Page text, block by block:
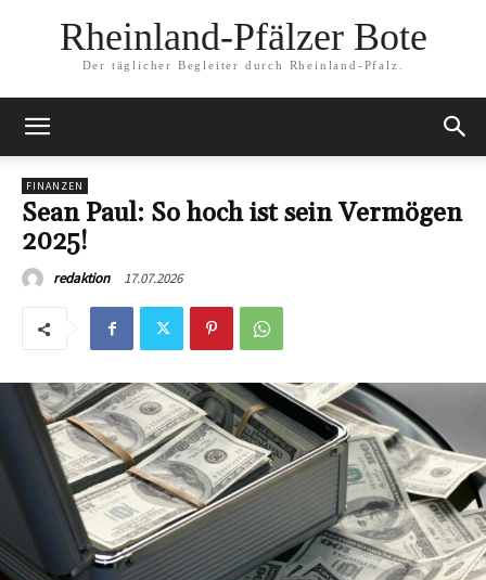
Rheinland-Pfälzer Bote
Der täglicher Begleiter durch Rheinland-Pfalz.
FINANZEN
Sean Paul: So hoch ist sein Vermögen
2025!
redaktion 17.07.2026